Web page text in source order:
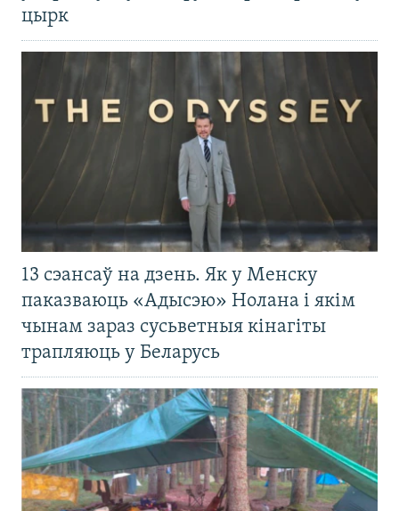
цырк
13 сэансаў на дзень. Як у Менску
паказваюць «Адысэю» Нолана і якім
чынам зараз сусьветныя кінагіты
трапляюць у Беларусь